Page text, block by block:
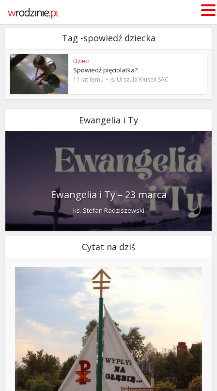
Tag -spowiedź dziecka
Dzieci
Spowiedź pięciolatka?
11 lat temu s. Urszula Kłusek SAC
Ewangelia i Ty
Ewangelia i Ty – 23 marca
ks. Stefan Radziszewski
Cytat na dziś